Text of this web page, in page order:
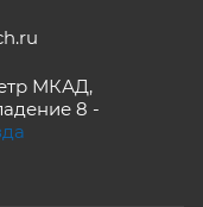
МКАД,
8 -